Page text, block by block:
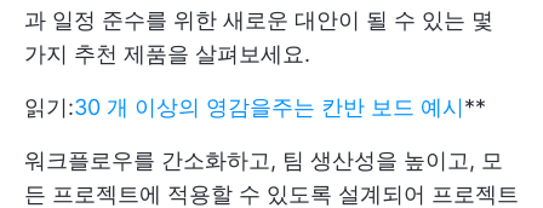
과 일정 준수를 위한 새로운 대안이 될 수 있는 몇
가지 추천 제품을 살펴보세요.
읽기:30 개 이상의 영감을주는 칸반 보드 예시**
워크플로우를 간소화하고, 팀 생산성을 높이고, 모
든 프로젝트에 적용할 수 있도록 설계되어 프로젝트